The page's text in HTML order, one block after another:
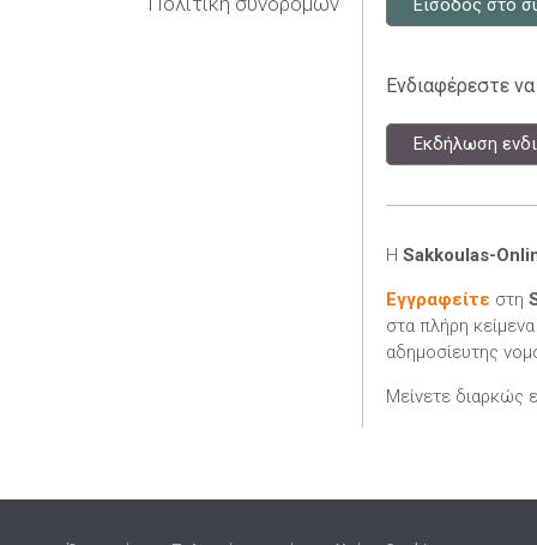
Είσοδος στο
Ενδιαφέρεστε
Εκδήλωση
Η Sakkoulas-
Εγγραφείτε στη
στα πλήρη
αδημοσίευτης
Μείνετε διαρκώς